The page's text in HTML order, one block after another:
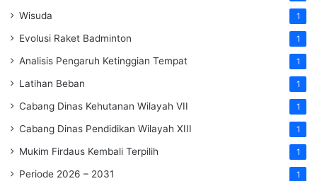
Wisuda 1
Evolusi Raket Badminton 1
Analisis Pengaruh Ketinggian Tempat 1
Latihan Beban 1
Cabang Dinas Kehutanan Wilayah VII 1
Cabang Dinas Pendidikan Wilayah XIII 1
Mukim Firdaus Kembali Terpilih 1
Periode 2026 – 2031 1